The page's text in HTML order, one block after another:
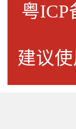
粤ICP
建议